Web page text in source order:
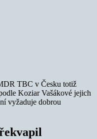
TBC v Česku totiž
Koziar Vašákové jejich
vyžaduje dobrou